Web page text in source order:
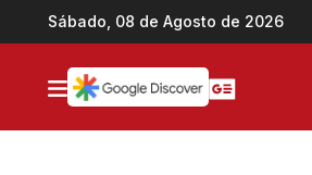
Ir direto pro conteúdo
Sábado, 08 de Agosto de 2026